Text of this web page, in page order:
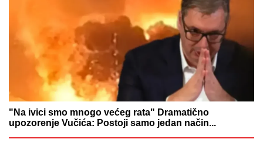
"Na ivici smo mnogo većeg rata" Dramatično
upozorenje Vučića: Postoji samo jedan način...